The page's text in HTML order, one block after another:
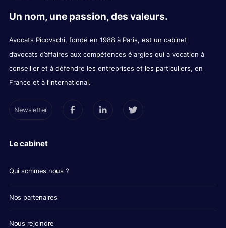
Un nom, une passion, des valeurs.
Avocats Picovschi, fondé en 1988 à Paris, est un cabinet
d’avocats d’affaires aux compétences élargies qui a vocation à
conseiller et à défendre les entreprises et les particuliers, en
France et à l’international.
Newsletter
Le cabinet
Qui sommes nous ?
Nos partenaires
Nous rejoindre